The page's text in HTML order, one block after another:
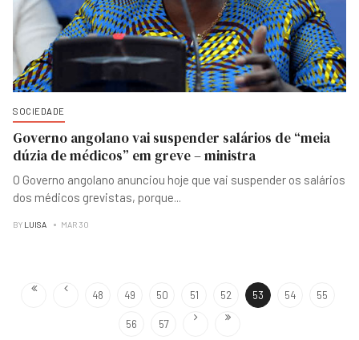
SOCIEDADE
Governo angolano vai suspender salários de “meia
dúzia de médicos” em greve – ministra
O Governo angolano anunciou hoje que vai suspender os salários
dos médicos grevistas, porque...
BY LUISA MAR 30
48 49 50 51 52 53 54 55
56 57